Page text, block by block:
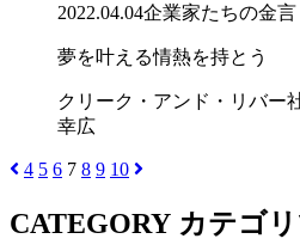
2022.04.04企業家たちの金言
夢を叶える情熱を持とう
クリーク・アンド・リバ
幸広
4 5 6 7 8 9 10
CATEGORY カテゴ